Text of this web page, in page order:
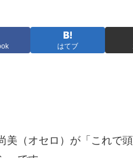
はてブ
美（オセロ）が「これで